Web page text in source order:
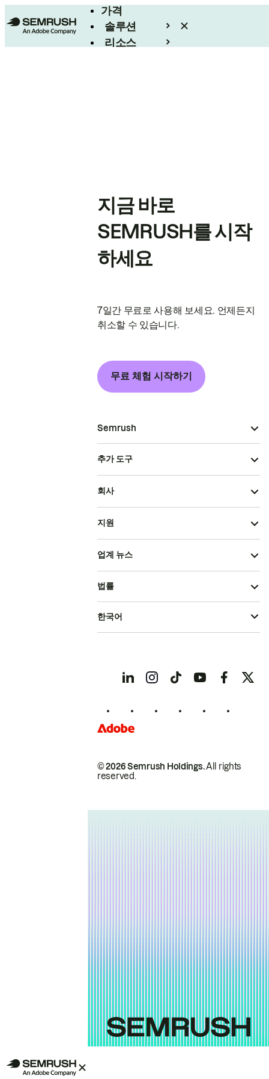
가격
솔루션
리소스
지금 바로
SEMRUSH를 시작
하세요
7일간 무료로 사용해 보세요. 언제든지
취소할 수 있습니다.
무료 체험 시작하기
Semrush
추가 도구
회사
지원
업계 뉴스
© 2026 Semrush Holdings.All rights
reserved.
법률
한국어